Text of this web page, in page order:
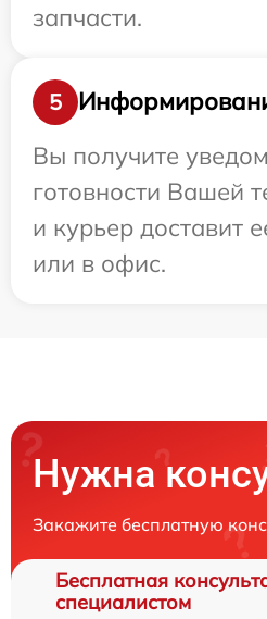
запчасти.
5
Вы получите
готовности Вашей
и курьер доставит
или в офис.
Нужна
Закажите бесплатную
Бесплатная
специалистом